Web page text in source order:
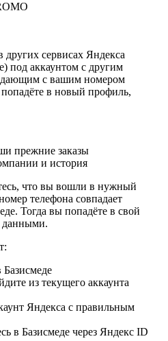
сервисах Яндекса
под аккаунтом с другим
с вашим номером
в новый профиль,
прежние заказы
и история
что вы вошли в нужный
телефона совпадает
Тогда вы попадёте в свой
данными.
из текущего аккаунта
Яндекса с правильным
в Базисмеде через Яндекс ID